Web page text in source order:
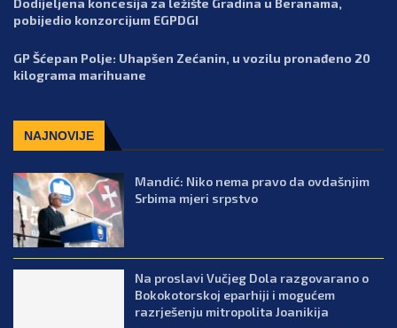
Dodijeljena koncesija za ležište Gradina u Beranama,
pobijedio konzorcijum EGPDGI
GP Šćepan Polje: Uhapšen Zećanin, u vozilu pronađeno 20
kilograma marihuane
NAJNOVIJE
Mandić: Niko nema pravo da ovdašnjim
Srbima mjeri srpstvo
Na proslavi Vučjeg Dola razgovarano o
Bokokotorskoj eparhiji i mogućem
razrješenju mitropolita Joanikija